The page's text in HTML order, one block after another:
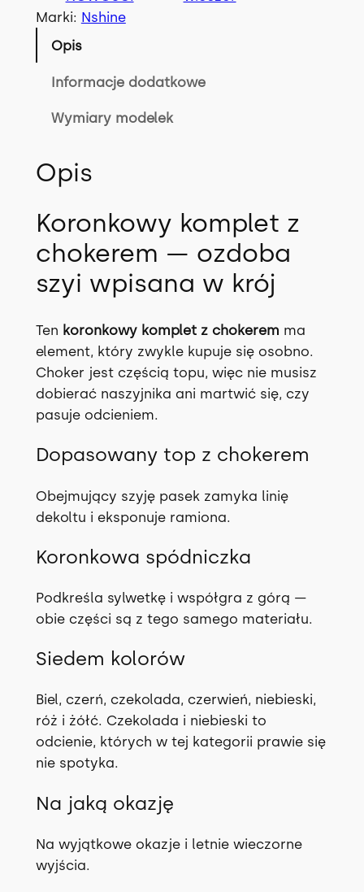
m
R
I
w
7
o
o
r
a
c
h
Marki: Nshine
Opis
Informacje dodatkowe
Wymiary modelek
Opis
Koronkowy komplet z
chokerem — ozdoba
szyi wpisana w krój
Ten koronkowy komplet z chokerem ma
element, który zwykle kupuje się osobno.
Choker jest częścią topu, więc nie musisz
dobierać naszyjnika ani martwić się, czy
pasuje odcieniem.
Dopasowany top z chokerem
Obejmujący szyję pasek zamyka linię
dekoltu i eksponuje ramiona.
Koronkowa spódniczka
Podkreśla sylwetkę i współgra z górą —
obie części są z tego samego materiału.
Siedem kolorów
Biel, czerń, czekolada, czerwień, niebieski,
róż i żółć. Czekolada i niebieski to
odcienie, których w tej kategorii prawie się
nie spotyka.
Na jaką okazję
Na wyjątkowe okazje i letnie wieczorne
wyjścia.